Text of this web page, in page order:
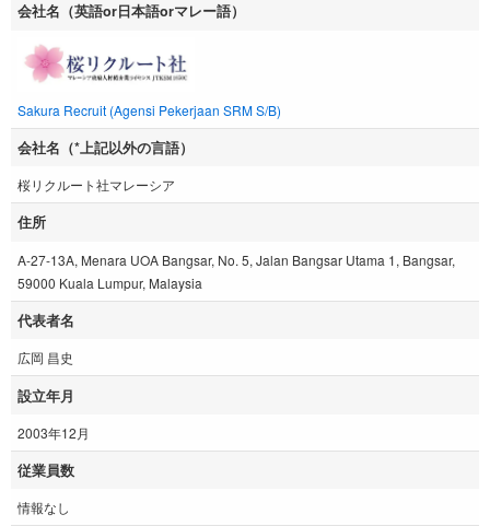
会社名（英語or日本語orマレー語）
Sakura Recruit (Agensi Pekerjaan SRM S/B)
会社名（*上記以外の言語）
桜リクルート社マレーシア
住所
A-27-13A, Menara UOA Bangsar, No. 5, Jalan Bangsar Utama 1, Bangsar,
59000 Kuala Lumpur, Malaysia
代表者名
広岡 昌史
設立年月
2003年12月
従業員数
情報なし